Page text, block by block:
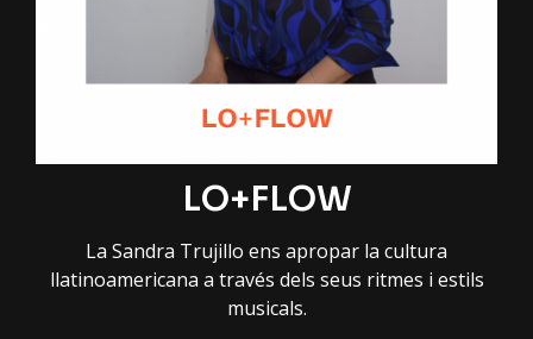
LO+FLOW
La Sandra Trujillo ens apropar la cultura
llatinoamericana a través dels seus ritmes i estils
musicals.